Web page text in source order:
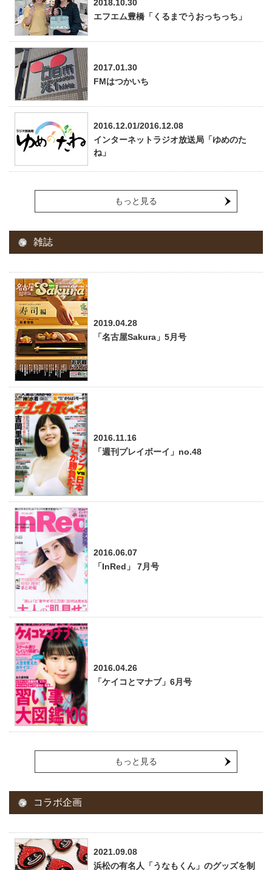
2018.10.30
エフエム豊橋「くるまでうおっちっち」
2017.01.30
FMはつかいち
2016.12.01/2016.12.08
インターネットラジオ放送局「ゆめのた
ね」
もっと見る
雑誌
2019.04.28
「名古屋Sakura」5月号
2016.11.16
「週刊プレイボーイ」no.48
2016.06.07
「InRed」 7月号
2016.04.26
「ケイコとマナブ」6月号
もっと見る
コラボ企画
2021.09.08
浜松の有名人「うなもくん」のグッズを制